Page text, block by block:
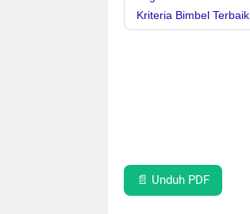
Kriteria Bimbel Terbaik
📄 Unduh PDF